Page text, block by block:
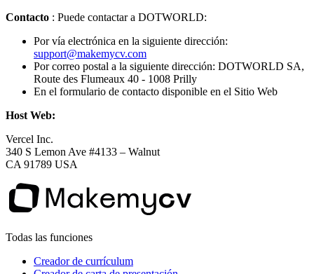
Contacto : Puede contactar a DOTWORLD:
Por vía electrónica en la siguiente dirección:
support@makemycv.com
Por correo postal a la siguiente dirección: DOTWORLD SA,
Route des Flumeaux 40 - 1008 Prilly
En el formulario de contacto disponible en el Sitio Web
Host Web:
Vercel Inc.
340 S Lemon Ave #4133 – Walnut
CA 91789 USA
Todas las funciones
Creador de currículum